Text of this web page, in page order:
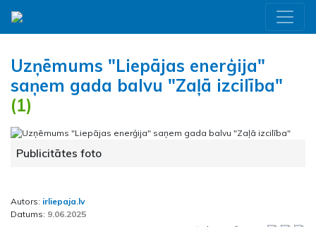
Uzņēmums "Liepājas enerģija"
saņem gada balvu "Zaļā izcilība"
(1)
Publicitātes foto
Autors: irliepaja.lv
Datums: 9.06.2025